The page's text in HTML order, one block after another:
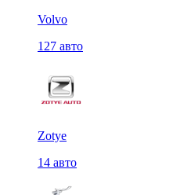
Volvo
127 авто
Zotye
14 авто